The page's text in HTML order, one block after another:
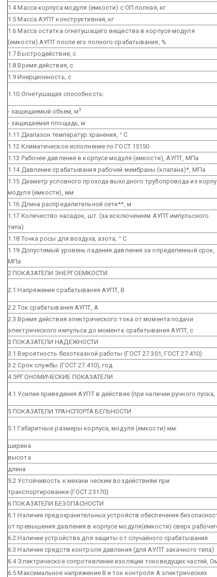
1.4 Масса корпуса модуля (емкости) с ОП полная, кг
1.5 Масса АУПТ конструктивная, кг
1.6 Масса остатка огнетушащего вещества в корпусе модуля
(емкости) АУПТ после его полного срабатывания, %
1.7 Быстродействие, с
1.8 Время действия, с
1.9 Инерционность, с
1.10 Огнетушащая способность:
- защищаемый объем, м3
- защищаемая площадь, м
1.11 Диапазон температур хранения, °С
1.12 Климатическое исполнение по ГОСТ 15150
1.13 Рабочее давление в корпусе модуля (емкости), АУПТ, МПа
1.14 Давление срабатывания рабочей мембраны (клапана)*, МПа
1.15 Диаметр условного прохода выходного трубопровода из
модуля (емкости), мм
1.16 Длина распределительной сети**, м
1.17 Количество насадок, шт. (за исключением АУПТ импульсного
типа)
1.18 Точка росы для воздуха, азота, °С
1.19 Допустимый уровень падения давления за определенный срок,
МПа
2 ПОКАЗАТЕЛИ ЭНЕРГОЕМКОСТИ
2.1 Напряжение срабатывания АУПТ, В
2.2 Ток срабатывания АУПТ, А
2.3 Время действия электрического тока от момента подачи
электрического импульса до момента срабатывания АУПТ, с
3 ПОКАЗАТЕЛИ НАДЕЖНОСТИ
3.1 Вероятность безотказной работы (ГОСТ 27.301, ГОСТ 27.410)
3.2 Срок службы (ГОСТ 27.410), год
4 ЭРГОНОМИЧЕСКИЕ ПОКАЗАТЕЛИ
4.1 Усилие приведения АУПТ в действие (при наличии ручного
5 ПОКАЗАТЕЛИ ТРАНСПОРТА БЕЛЬНОСТИ
5.1 Габаритные размеры корпуса, модуля (емкости) мм:
ширина
высота
длина
5.2 Устойчивость к механи ческим воздействиям при
транспортировании (ГОСТ 23170)
6 ПОКАЗАТЕЛИ БЕЗОПАСНОСТИ
6.1 Наличие предохранительных устройств обеспечения
от превышения давления в корпусе модуля(емкости) сверх
6.2 Наличие устройства для защиты от случайного срабатывания
6.3 Наличие средств контроля давления (для АУПТ закачного типа)
6.4 Электрическое сопротивление изоляции токоведущих частей,
6.5 Максимальное напряжение В и ток контроля А электрических